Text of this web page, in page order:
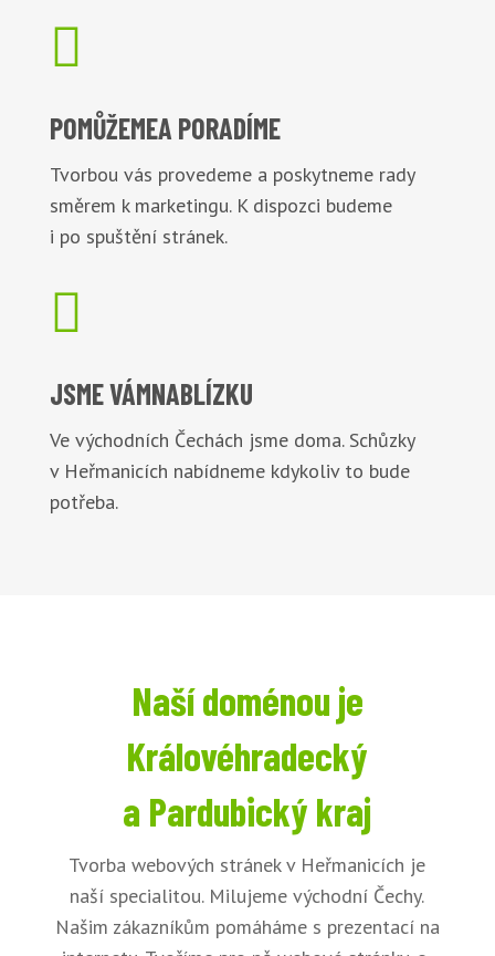

POMŮŽEMEA PORADÍME
Tvorbou vás provedeme a poskytneme rady
směrem k marketingu. K dispozci budeme
i po spuštění stránek.

JSME VÁMNABLÍZKU
Ve východních Čechách jsme doma. Schůzky
v Heřmanicích nabídneme kdykoliv to bude
potřeba.
Naší doménou je
Královéhradecký
a Pardubický kraj
Tvorba webových stránek v Heřmanicích je
naší specialitou. Milujeme východní Čechy.
Našim zákazníkům pomáháme s prezentací na